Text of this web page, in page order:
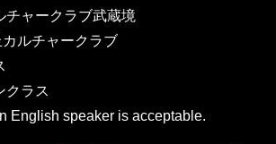
ャークラブ武蔵境
ルチャークラブ
クラス
English speaker is acceptable.